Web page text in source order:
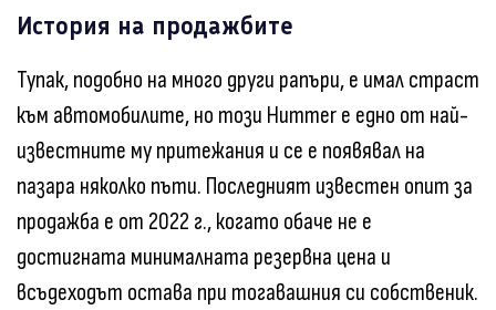
История на продажбите
Тупак, подобно на много други рапъри, е имал страст
към автомобилите, но този Hummer е едно от най-
известните му притежания и се е появявал на
пазара няколко пъти. Последният известен опит за
продажба е от 2022 г., когато обаче не е
достигната минималната резервна цена и
всъдеходът остава при тогавашния си собственик.